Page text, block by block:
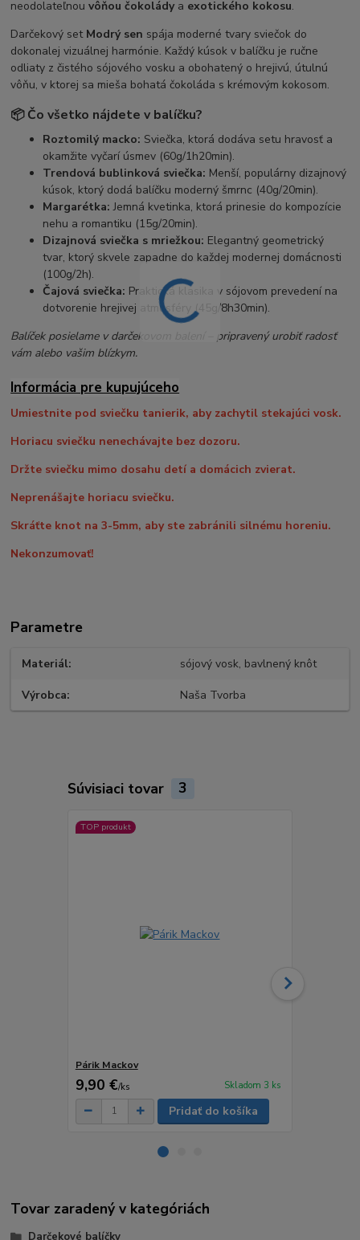
neodolateľnouvôňou čokoládya exotického kokosu.
Darčekový set Modrý sen spája moderné tvary sviečok do
dokonalej vizuálnej harmónie. Každý kúsok v balíčku je ručne
odliaty z čistého sójového vosku a obohatený o hrejivú, útulnú
vôňu, v ktorej sa mieša bohatá čokoláda s krémovým kokosom.
📦 Čo všetko nájdete v balíčku?
Roztomilý macko: Sviečka, ktorá dodáva setu hravosť a
okamžite vyčarí úsmev (60g/1h20min).
Trendová bublinková sviečka: Menší, populárny dizajnový
kúsok, ktorý dodá balíčku moderný šmrnc (40g/20min).
Margarétka: Jemná kvetinka, ktorá prinesie do kompozície
nehu a romantiku (15g/20min).
Dizajnová sviečka s mriežkou: Elegantný geometrický
tvar, ktorý skvele zapadne do každej modernej domácnosti
(100g/2h).
Čajová sviečka: Praktická klasika v sójovom prevedení na
dotvorenie hrejivej atmosféry (45g/8h30min).
Balíček posielame v darčekovom balení – pripravený urobiť radosť
vám alebo vašim blízkym.
Informácia pre kupujúceho
Umiestnite pod sviečku tanierik, aby zachytil stekajúci vosk.
Horiacu sviečku nenechávajte bez dozoru.
Držte sviečku mimo dosahu detí a domácich zvierat.
Neprenášajte horiacu sviečku.
Skráťte knot na 3-5mm, aby ste zabránili silnému horeniu.
Nekonzumovať!
Parametre
Materiál sójový vosk, bavlnený knôt
Výrobca Naša Tvorba
Súvisiaci tovar 3
TOP produkt
Párik Mackov
9,90 €/ks Skladom 3 ks
Pridať do košíka
Tovar zaradený v kategóriách
Darčekové balíčky